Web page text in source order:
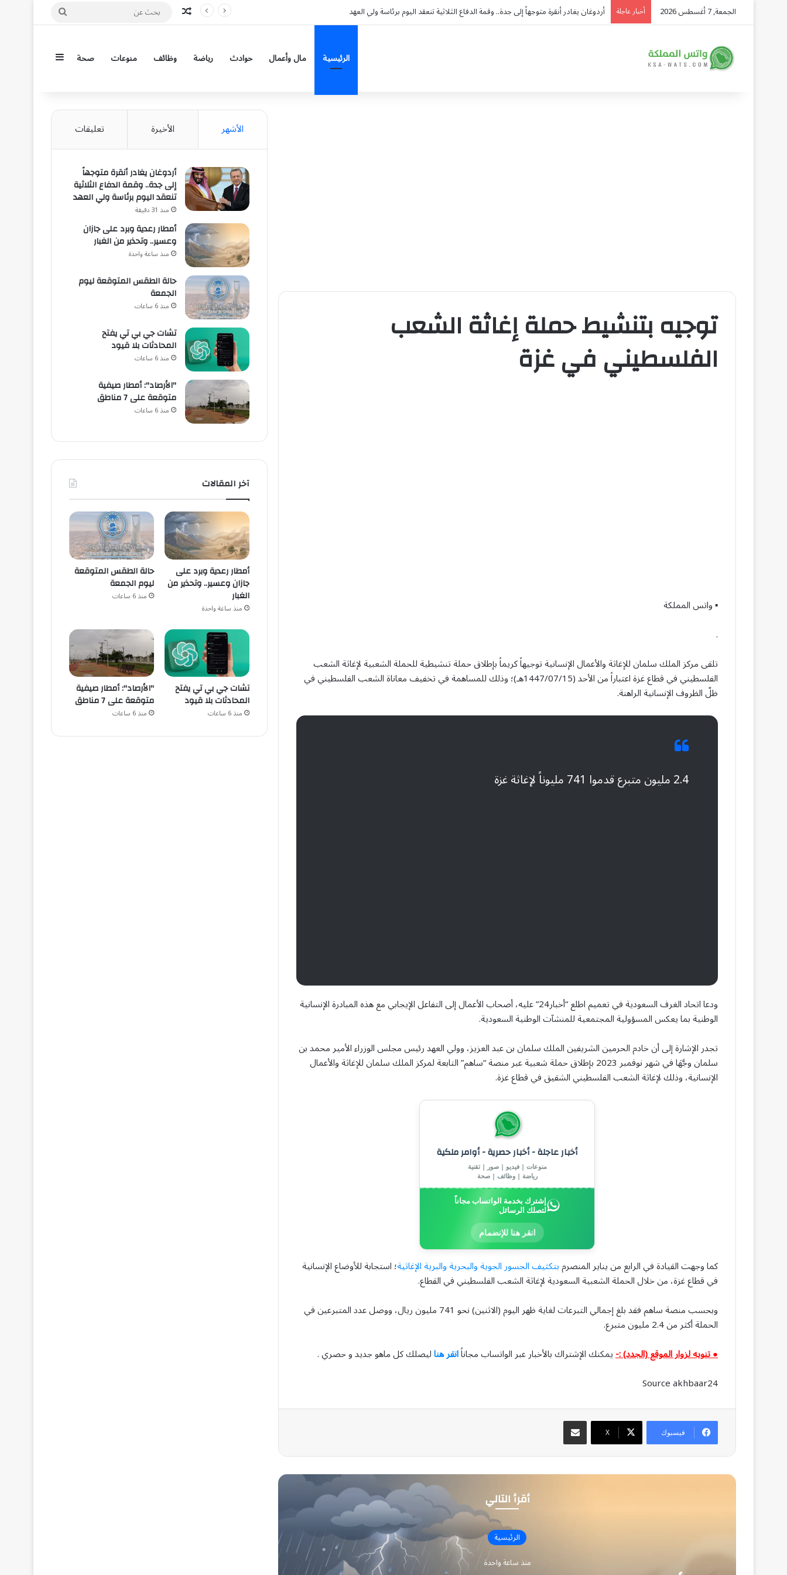
الجمعة, 7 أغسطس 2026 أخبار عاجلة أمطار رعدية وبرد على جازان وعسير.. وتحذير من الغبار مقال عشوائي
بحث
الرئيسية مال وأعمال حوادث رياضة وظائف منوعات صحة إضافة عمود
توجيه بتنشيط حملة إغاثة الشعب
الفلسطيني في غزة
▪︎ واتس المملكة
.
تلقى مركز الملك سلمان للإغاثة والأعمال الإنسانية توجيهاً كريماً بإطلاق حملة تنشيطية للحملة الشعبية لإغاثة الشعب
الفلسطيني في قطاع غزة اعتباراً من الأحد (1447/07/15هـ)؛ وذلك للمساهمة في تخفيف معاناة الشعب الفلسطيني في
ظلّ الظروف الإنسانية الراهنة.
2.4 مليون متبرع قدموا 741 مليوناً لإغاثة غزة
ودعا اتحاد الغرف السعودية في تعميم اطلع “أخبار24” عليه، أصحاب الأعمال إلى التفاعل الإيجابي مع هذه المبادرة الإنسانية
الوطنية بما يعكس المسؤولية المجتمعية للمنشآت الوطنية السعودية.
تجدر الإشارة إلى أن خادم الحرمين الشريفين الملك سلمان بن عبد العزيز، وولي العهد رئيس مجلس الوزراء الأمير محمد بن
سلمان وجَّهَا في شهر نوفمبر 2023 بإطلاق حملة شعبية عبر منصة “ساهم” التابعة لمركز الملك سلمان للإغاثة والأعمال
الإنسانية، وذلك لإغاثة الشعب الفلسطيني الشقيق في قطاع غزة.
أخبار عاجلة - أخبار حصرية - أوامر ملكية
منوعات | فيديو | صور | تقنية
رياضة | وظائف | صحة
إشترك بخدمة الواتساب مجاناً
لتصلك الرسائل
انقر هنا للإنضمام
كما وجهت القيادة في الرابع من يناير المنصرمبتكثيف الجسور الجوية والبحرية والبرية الإغاثية؛ استجابة للأوضاع الإنسانية
في قطاع غزة، من خلال الحملة الشعبية السعودية لإغاثة الشعب الفلسطيني في القطاع.
وبحسب منصة ساهم فقد بلغ إجمالي التبرعات لغاية ظهر اليوم (الاثنين) نحو 741 مليون ريال، ووصل عدد المتبرعين في
الحملة أكثر من 2.4 مليون متبرع.
● تنويه لزوار الموقع (الجدد) :-يمكنك الإشتراك بالأخبار عبر الواتساب مجاناًانقر هناليصلك كل ماهو جديد و حصري .
Source akhbaar24
فيسبوك ‫X
مشاركة عبر البريد
أقرأ التالي
الرئيسية
منذ ساعة واحدة
الأشهر الأخيرة تعليقات
أردوغان يغادر أنقرة متوجهاً
إلى جدة.. وقمة الدفاع الثلاثية
تنعقد اليوم برئاسة ولي العهد
منذ 31 دقيقة
أمطار رعدية وبرد على جازان
وعسير.. وتحذير من الغبار
منذ ساعة واحدة
حالة الطقس المتوقعة ليوم
الجمعة
منذ 6 ساعات
تشات جي بي تي يفتح
المحادثات بلا قيود
منذ 6 ساعات
"الأرصاد": أمطار صيفية
متوقعة على 7 مناطق
منذ 6 ساعات
آخر المقالات
أمطار رعدية وبرد على
جازان وعسير.. وتحذير من
الغبار
منذ ساعة واحدة
حالة الطقس المتوقعة
ليوم الجمعة
منذ 6 ساعات
تشات جي بي تي يفتح
المحادثات بلا قيود
منذ 6 ساعات
"الأرصاد": أمطار صيفية
متوقعة على 7 مناطق
منذ 6 ساعات